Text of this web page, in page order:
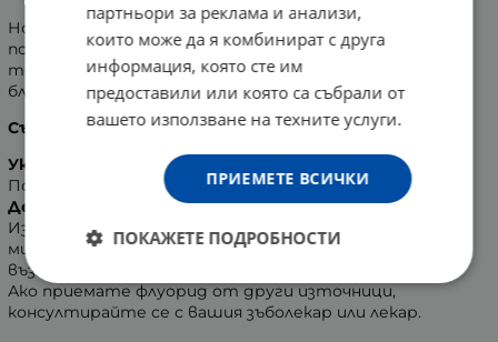
Новата формула за защита на емайла - Enamelock
помага за укрепване на зъбите в дълбочина като по
този начин ги обгражда с жизненоважни минерали и
блокира киселинната атака на плаката.
Съдържа натриев флуорид 0,32% w/w /1450 ppm F/.
Указания за употреба:
Почиствайте зъбите два пъти дневно.
Деца до 6-годишна възраст включително:
Използвайте количество колкото грахово зърно и
мийте зъбите си под надзора на възрастен за
възможно най-малко поглъщане на продукта.
Ако приемате флуорид от други източници,
консултирайте се с вашия зъболекар или лекар.
партньори за реклама и анализи,
които може да я комбинират с друга
информация, която сте им
предоставили или която са събрали от
вашето използване на техните услуги.
ПРИЕМЕТЕ ВСИЧКИ
ПОКАЖЕТЕ ПОДРОБНОСТИ